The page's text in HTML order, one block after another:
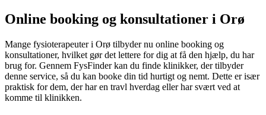
Online booking og konsultationer i Orø
Mange fysioterapeuter i Orø tilbyder nu online booking og
konsultationer, hvilket gør det lettere for dig at få den hjælp, du har
brug for. Gennem FysFinder kan du finde klinikker, der tilbyder
denne service, så du kan booke din tid hurtigt og nemt. Dette er især
praktisk for dem, der har en travl hverdag eller har svært ved at
komme til klinikken.